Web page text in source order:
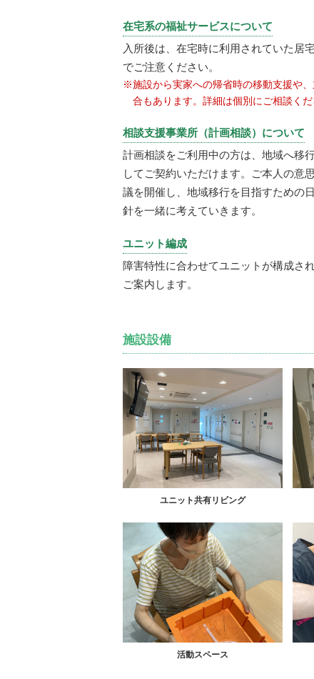
在宅系の福祉サービスについて
入所後は、在宅時に利用されていた居
でご注意ください。
※施設から実家への帰省時の移動支援や
合もあります。詳細は個別にご相談くだ
相談支援事業所（計画相談）について
計画相談をご利用中の方は、地域へ移
してご契約いただけます。ご本人の意
議を開催し、地域移行を目指すための
針を一緒に考えていきます。
ユニット編成
障害特性に合わせてユニットが構成さ
ご案内します。
施設設備
ユニット共有リビング
活動スペース